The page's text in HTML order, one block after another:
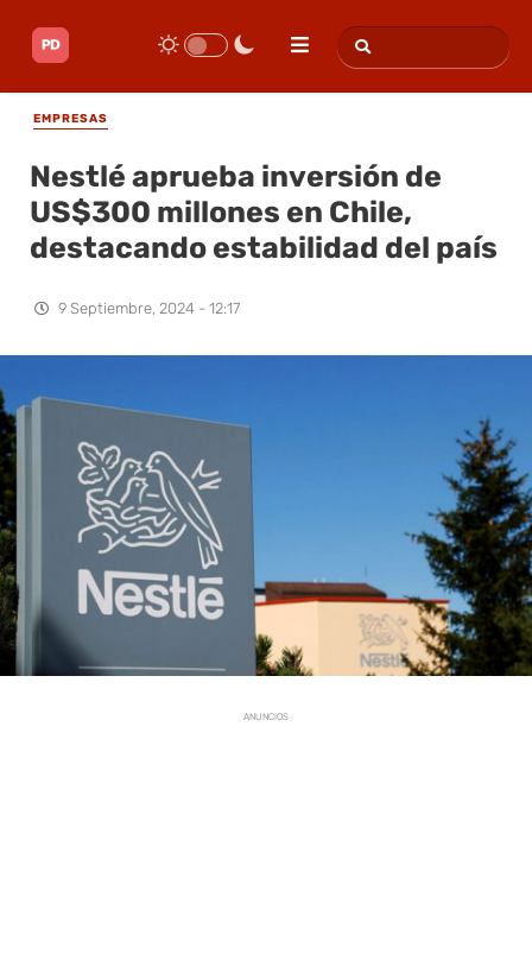
EMPRESAS
Nestlé aprueba inversión de
US$300 millones en Chile,
destacando estabilidad del país
9 Septiembre, 2024 - 12:17
ANUNCIOS